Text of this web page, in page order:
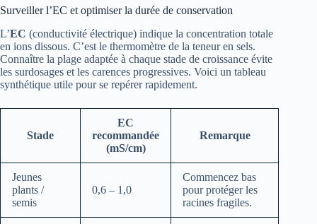
Surveiller l’EC et optimiser la durée de conservation
L’EC (conductivité électrique) indique la concentration totale
en ions dissous. C’est le thermomètre de la teneur en sels.
Connaître la plage adaptée à chaque stade de croissance évite
les surdosages et les carences progressives. Voici un tableau
synthétique utile pour se repérer rapidement.
Stade
EC
recommandée
(mS/cm)
Remarque
Jeunes
plants /
semis
0,6 – 1,0
Commencez bas
pour protéger les
racines fragiles.